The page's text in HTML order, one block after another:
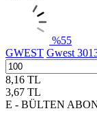
%55
GWEST Gwest
8,16 TL
3,67 TL
E - BÜLTEN